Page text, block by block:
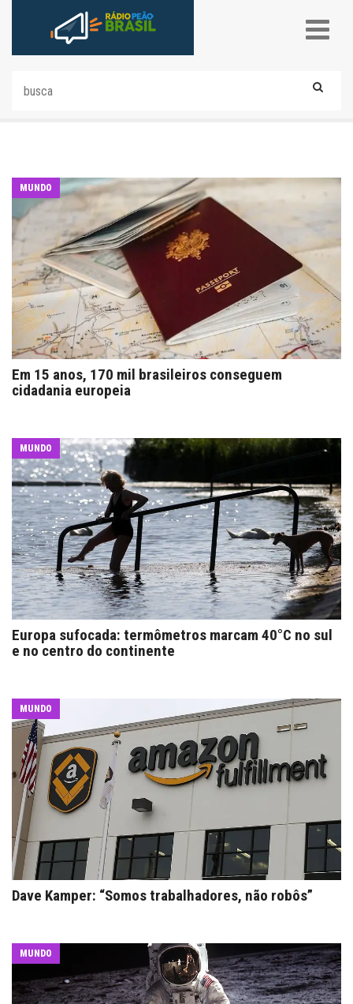
MUNDO
Em 15 anos, 170 mil brasileiros conseguem
cidadania europeia
MUNDO
Europa sufocada: termômetros marcam 40°C no sul
e no centro do continente
MUNDO
Dave Kamper: “Somos trabalhadores, não robôs”
MUNDO